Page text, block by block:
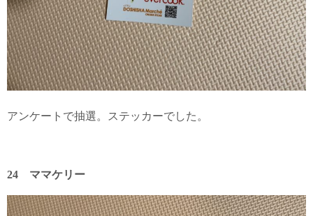
アンケートで抽選。ステッカーでした。
24 ママケリー